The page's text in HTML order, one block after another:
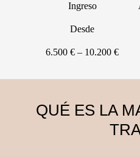
Ingreso
Desde
6.500 € – 10.200 €
QUÉ ES LA